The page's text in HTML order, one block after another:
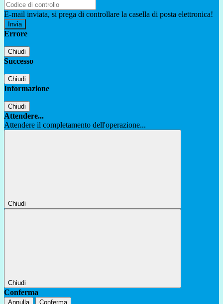
E-mail inviata, si prega di controllare la casella di posta elettronica!
Errore
Chiudi
Successo
Chiudi
Informazione
Chiudi
Attendere...
Attendere il completamento dell'operazione...
Chiudi
Chiudi
Conferma
Annulla Conferma